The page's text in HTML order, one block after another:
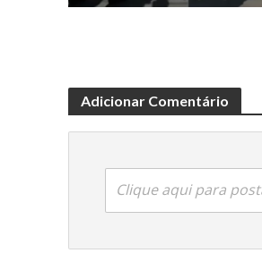
Adicionar Comentário
Clique aqui para